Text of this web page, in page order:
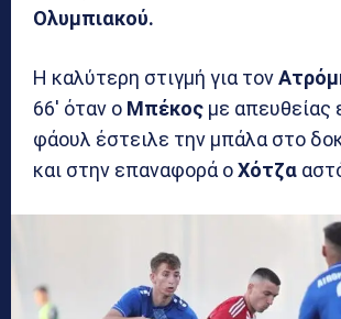
Ολυμπιακού.
Η καλύτερη στιγμή για τον
66′ όταν ο Μπέκος με απευθείας
φάουλ έστειλε την μπάλα στο
και στην επαναφορά οΧότζα